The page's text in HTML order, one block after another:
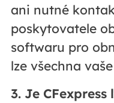
ani nutné
poskytovatele
softwaru pro
lze všechna
3. Je CFexpress